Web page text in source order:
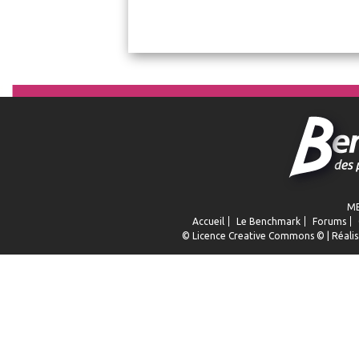
Accueil
Le Benchmark Forums
© Licence Creative Commons © |